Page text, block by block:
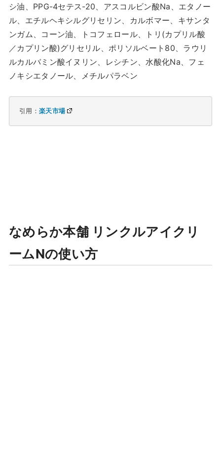
シ油、PPG-4セテス-20、アスコルビン酸Na、エタノー
ル、エチルヘキシルグリセリン、カルボマー、キサンタ
ンガム、コーン油、トコフェロール、トリ(カプリル酸
／カプリン酸)グリセリル、ポリソルベート80、ラウリ
ルカルバミン酸イヌリン、レシチン、水酸化Na、フェ
ノキシエタノール、メチルパラベン
引用： 楽天市場
なめらか本舗 リンクルアイクリ
ームNの使い方